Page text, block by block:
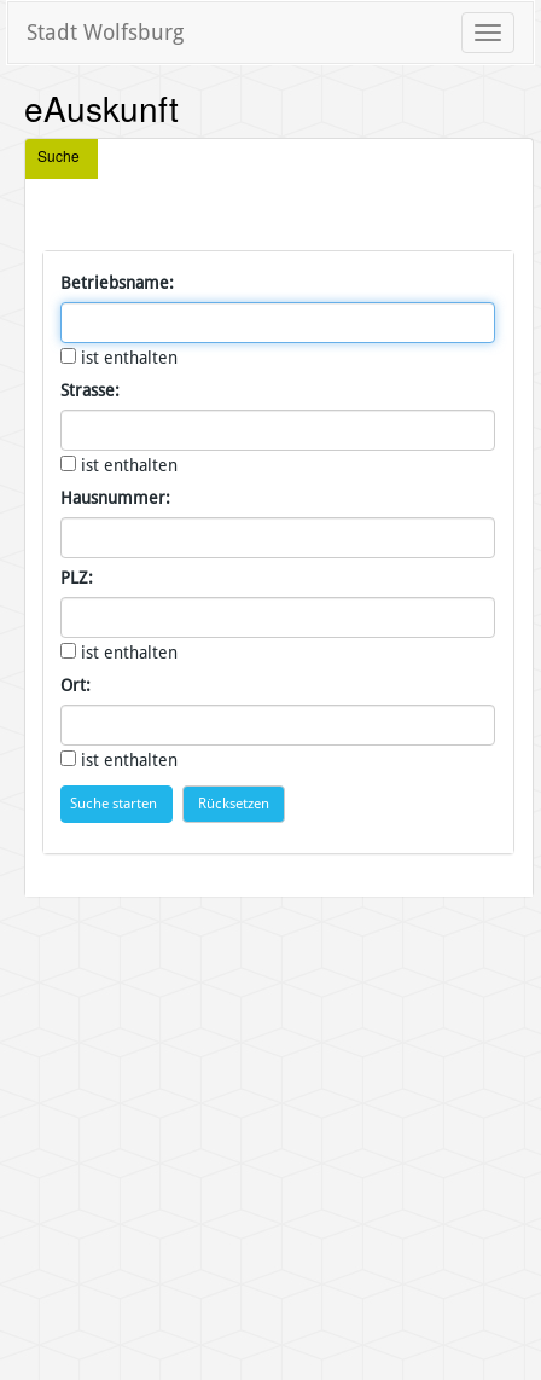
Toggle
Stadt Wolfsburg
eAuskunft
Suche
Betriebsname:
ist enthalten
Strasse:
ist enthalten
Hausnummer:
PLZ:
ist enthalten
Ort:
ist enthalten